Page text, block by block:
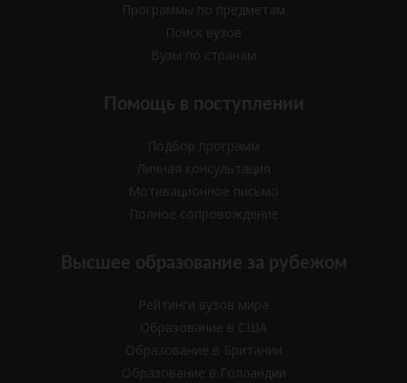
Программы по предметам
Поиск вузов
Вузы по странам
Помощь в поступлении
Подбор программ
Личная консультация
Мотивационное письмо
Полное сопровождение
Высшее образование за рубежом
Рейтинги вузов мира
Образование в США
Образование в Британии
Образование в Голландии